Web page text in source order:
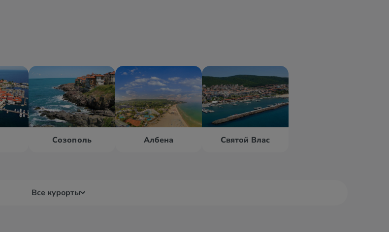
Созополь Албена Святой Влас
Все курорты